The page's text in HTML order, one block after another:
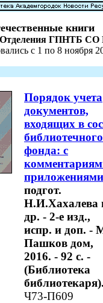
книги
Отделения ГПНТБ
с 1 по 8 ноября
Порядок учета
документов,
входящих в
библиотечного
фонда: с
приложениями
подгот.
Н.И.Хахалева
др. - 2-е изд.,
испр. и доп. -
Пашков дом,
2016. - 92 с. -
(Библиотека
Ч73-П609